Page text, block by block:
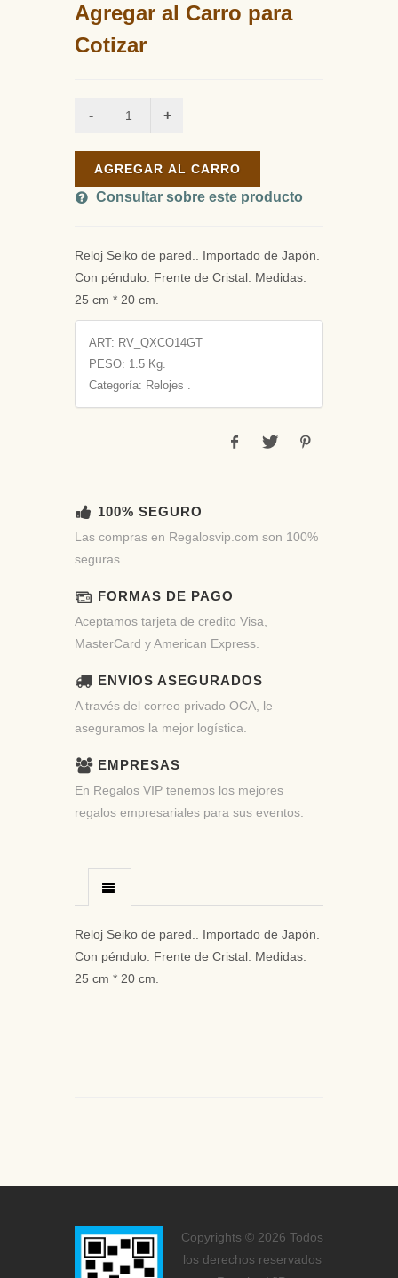
Agregar al Carro para
Cotizar
AGREGAR AL CARRO
Consultar sobre este producto
Reloj Seiko de pared.. Importado de Japón.
Con péndulo. Frente de Cristal. Medidas:
25 cm * 20 cm.
ART: RV_QXCO14GT
PESO: 1.5 Kg.
Categoría: Relojes .
100% SEGURO
Las compras en Regalosvip.com son 100%
seguras.
FORMAS DE PAGO
Aceptamos tarjeta de credito Visa,
MasterCard y American Express.
ENVIOS ASEGURADOS
A través del correo privado OCA, le
aseguramos la mejor logística.
EMPRESAS
En Regalos VIP tenemos los mejores
regalos empresariales para sus eventos.
Reloj Seiko de pared.. Importado de Japón.
Con péndulo. Frente de Cristal. Medidas:
25 cm * 20 cm.
Copyrights © 2026 Todos
los derechos reservados